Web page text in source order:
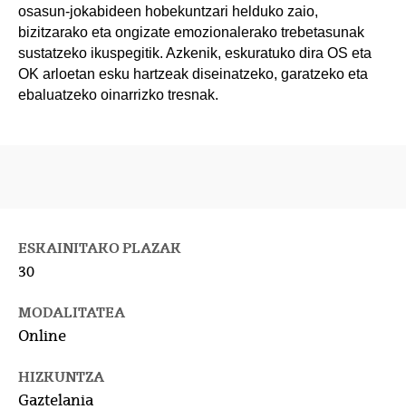
osasun-jokabideen hobekuntzari helduko zaio,
bizitzarako eta ongizate emozionalerako trebetasunak
sustatzeko ikuspegitik. Azkenik, eskuratuko dira OS eta
OK arloetan esku hartzeak diseinatzeko, garatzeko eta
ebaluatzeko oinarrizko tresnak.
ESKAINITAKO PLAZAK
30
MODALITATEA
Online
HIZKUNTZA
Gaztelania